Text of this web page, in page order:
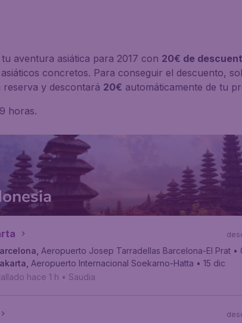
aventura asiática para 2017 con 20€ de
concretos. Para conseguir el descuento,
y descontará 20€ automáticamente de tu
horas.
Aeropuerto Josep Tarradellas Barcelona-El Prat •
Aeropuerto Internacional Soekarno-Hatta • 15 dic
hace 1 h • Saudia